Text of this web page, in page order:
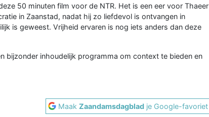
50 minuten film voor de NTR. Het is een eer voor Thaeer
in Zaanstad, nadat hij zo liefdevol is ontvangen in
is geweest. Vrijheid ervaren is nog iets anders dan deze
bijzonder inhoudelijk programma om context te bieden en
MaakZaandamsdagblad je Google-favoriet